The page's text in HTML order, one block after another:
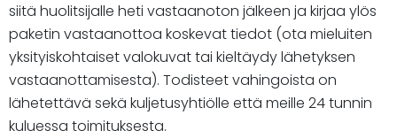
siitä huolitsijalle heti vastaanoton jälkeen ja kirjaa ylös
paketin vastaanottoa koskevat tiedot (ota mieluiten
yksityiskohtaiset valokuvat tai kieltäydy lähetyksen
vastaanottamisesta). Todisteet vahingoista on
lähetettävä sekä kuljetusyhtiölle että meille 24 tunnin
kuluessa toimituksesta.